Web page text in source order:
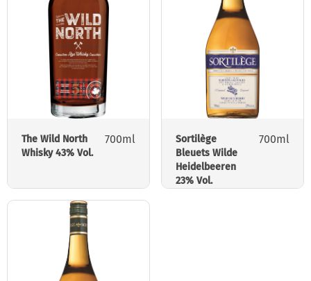
The Wild North
Whisky 43% Vol.
700ml
Sortilège
Bleuets Wilde
Heidelbeeren
23% Vol.
700ml